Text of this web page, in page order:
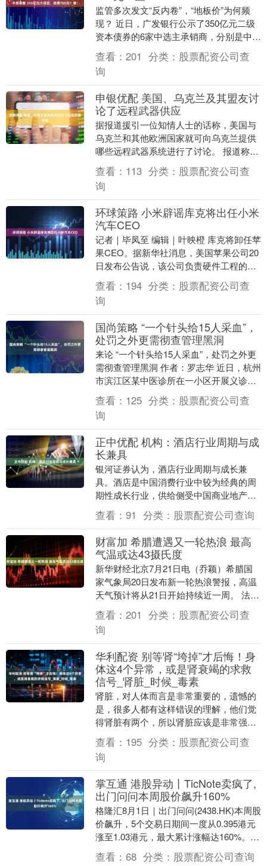
监管多次发文“反内卷”，“地板价”为何频
现？ 近日，广发银行公示了350亿元二级
资本债券的6家中选主承销商，分别是中国
银河证券、广发证券、兴业银行、国泰海
通证券....
查看： 201 分类： 股票配资公司查
询
申银优配 美国、乌克兰及其盟友讨
论了远程武器供应
据报道援引一位知情人士的话称，美国与
乌克兰和其他欧洲国家就可向乌克兰提供
哪些远程武器系统进行了讨论。 报道称，
此次讨论发生在美国总统特朗普与乌克兰
总统泽连斯基通....
查看： 113 分类： 股票配资公司查
询
环球策路 小米辟谣库克将出任小米
汽车CEO
记者｜毕凤至 编辑｜叶映橙 库克将卸任苹
果CEO。据新华社消息，美国苹果公司20
日发布公告说，该公司负责硬件工程的高
级副总裁约翰·特努斯将从9月1日起接替蒂
姆·....
查看： 194 分类： 股票配资公司查
询
国尚策略 “一个针头给15人采血”，
处罚之外更需彻查管理黑洞
来论 “一个针头给15人采血”，处罚之外更
需彻查管理黑洞 作者：罗志华 近日，杭州
市滨江区某中医诊所在一小区开展义诊活
动时“共用针头”一事引发轩然大波。当地
卫生....
查看： 125 分类： 股票配资公司查
询
正中优配 机构：酒店行业周期与成
长兼具
银河证券认为，酒店行业周期与成长兼
具。酒店是中国消费行业中较为经典的周
期性成长行业，供给侧受中国商业地产发
展与资源型加盟商资产配置需求驱动，叠
加产品结构升级，行....
查看： 91 分类： 股票配资公司查询
财富加 希腊遭遇又一轮热浪 最高
气温或达43摄氏度
新华财经北京7月21日电（乔颖）希腊国
家气象局20日发布新一轮热浪警报，高温
天气预计将从21日开始持续近一周。 法新
社援引希腊国家气象局发布的消息报
道：“预计从....
查看： 201 分类： 股票配资公司查
询
华利配资 别等肾“垮掉”才后悔！身
体这4个异常，或是肾衰竭的求救
信号_肾脏_时候_毒素
肾脏，对人体而言是非常重要的，遗憾的
是，很多人都有这样错误的理解，他们觉
得肾脏有两个，所以肾脏应该是非常强大
的，其实这是大错特错的，作为医生，要
告诉大家的是，人....
查看： 195 分类： 股票配资公司查
询
掌互通 港股异动丨TicNote卖疯了,
出门问问本周股价飙升160%
格隆汇8月1日｜出门问问(2438.HK)本周股
价飙升，5个交易日期间一度从0.395港元
涨至1.03港元，最大累计涨幅达160%。
消息面上，出门问问近日携最....
查看： 68 分类： 股票配资公司查询